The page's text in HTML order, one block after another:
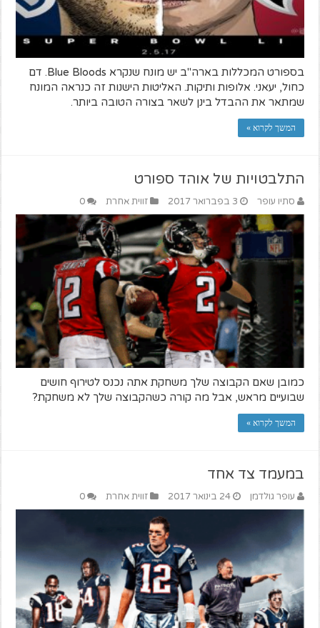
בספורט המכללות בארה"ב יש מונח שנקרא Blue Bloods. דם
כחול, יעאני. אלופות ותיקות. האליטות הישנות זה כנראה המונח
שמתאר את ההבדל בינן לשאר בצורה הטובה ביותר.
המשך לקרוא »
התלבטויות של אוהד ספורט
סתיו עופר 3 בפברואר 2017 זווית אחרת 0
כמובן שאם הקבוצה שלך משחקת אתה נכנס לטירוף חושים
שבועיים מראש, אבל מה קורה כשהקבוצה שלך לא משחקת?
המשך לקרוא »
במעמד צד אחד
עופר גולדמן 24 בינואר 2017 זווית אחרת 0